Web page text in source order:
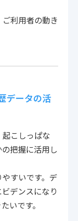
利用者の動き
データの活
こしっぱな
把握に活用し
すいです。デ
デンスになり
いです。